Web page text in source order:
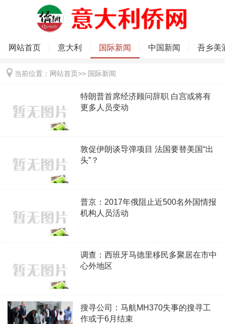
网站首页 意大利 国际新闻 中国新闻 吾乡美
当前位置： 网站首页>> 国际新闻
特朗普首席经济顾问辞职 白宫或将有
更多人员变动
敦促伊朗谈导弹项目 法国要替美国“出
头”？
普京：2017年俄阻止近500名外国情报
机构人员活动
调查：西班牙马德里移民多聚居在市中
心外地区
搜寻公司：马航MH370失事的搜寻工
作或于6月结束